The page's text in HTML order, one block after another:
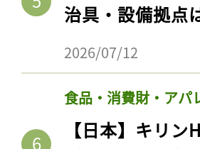
治具・設備拠点
2026/07/12
食品・消費財・アパ
【日本】キリ